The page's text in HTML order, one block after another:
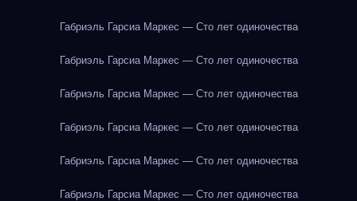
Габриэль Гарсиа Маркес — Сто лет одиночества
Габриэль Гарсиа Маркес — Сто лет одиночества
Габриэль Гарсиа Маркес — Сто лет одиночества
Габриэль Гарсиа Маркес — Сто лет одиночества
Габриэль Гарсиа Маркес — Сто лет одиночества
Габриэль Гарсиа Маркес — Сто лет одиночества